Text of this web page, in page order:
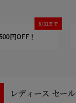
円OFF！
8/31まで
レディース セー